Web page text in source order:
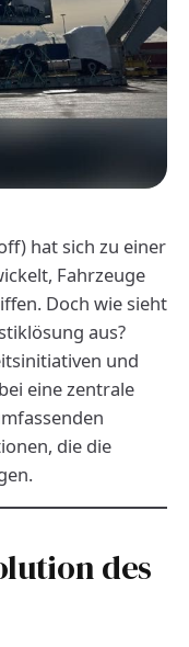
hat sich zu einer
Fahrzeuge
Doch wie sieht
aus?
und
eine zentrale
die die
des